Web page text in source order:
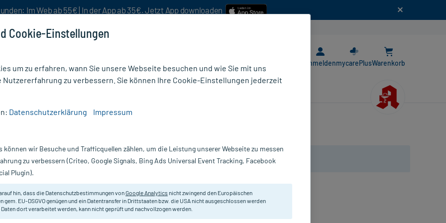
Im Web ab 55€ | In der App ab 35€. Jetzt App downloaden
AnmeldenmycarePlusWarenkorb
Nur für kurze Zeit:Gratis-Versand* ab 19€ Mindestbestellwert!
100X3 ml 3-teilige Einmalspritzen.
Darreichung:
Spritzen
Cookie-Einstellungen
um zu erfahren, wann Sie unsere Webseite besuchen und wie Sie mit uns
Nutzererfahrung zu verbessern. Sie können Ihre Cookie-Einstellungen jederzeit
Datenschutzerklärung Impressum
können wir Besuche und Trafficquellen zählen, um die Leistung unserer Webseite zu messen
zu verbessern (Criteo, Google Signals, Bing Ads Universal Event Tracking, Facebook
Plugin).
hin, dass die Datenschutzbestimmungen vonGoogle Analytics nicht zwingend den Europäischen
gem. EU-DSGVO genügen und ein Datentransfer in Drittstaaten bzw. die USA nicht ausgeschlossen werden
Daten dort verarbeitet werden, kann nicht geprüft und nachvollzogen werden.